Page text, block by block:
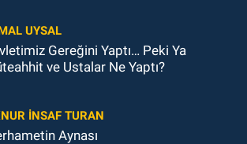
UYSAL
Gereğini Yaptı… Peki Ya
ve Ustalar Ne Yaptı?
İNSAF TURAN
Aynası